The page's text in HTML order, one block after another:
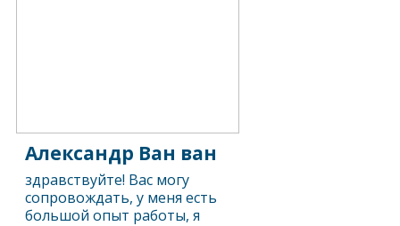
Александр Ван ван
здравствуйте! Вас могу
сопровождать, у меня есть
большой опыт работы, я